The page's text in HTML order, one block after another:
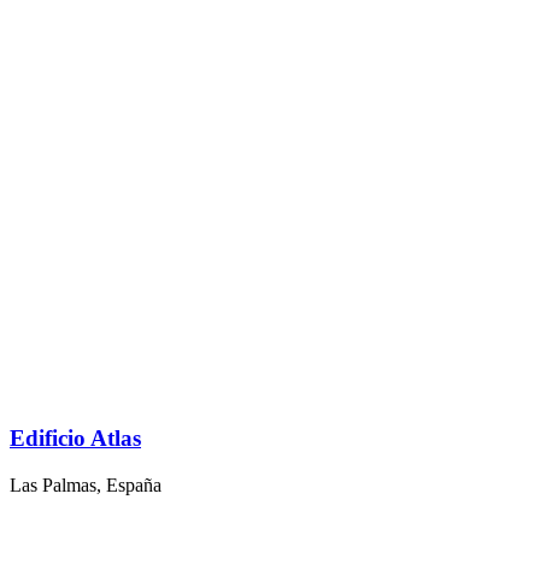
Edificio Atlas
Las Palmas, España